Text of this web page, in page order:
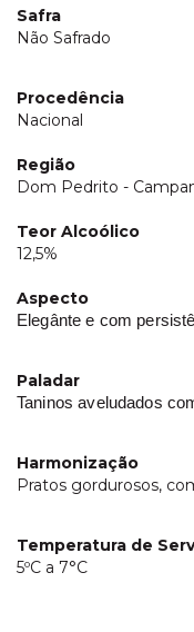
Safra
Não Safrado
Procedência
Nacional
Região
Dom Pedrito -
Teor Alcoólico
12,5%
Aspecto
Elegânte e com
Paladar
Taninos aveludados
Harmonização
Pratos gordurosos,
Temperatura de
5ºC a 7°C